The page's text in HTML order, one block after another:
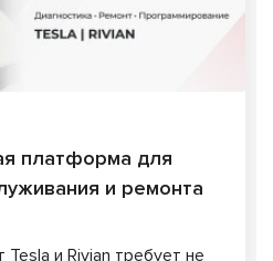
платформа для
и ремонта
и Rivian требует не